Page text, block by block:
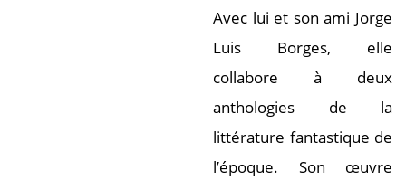
Avec lui et son ami Jorge
Luis Borges, elle
collabore à deux
anthologies de la
littérature fantastique de
l’époque. Son œuvre